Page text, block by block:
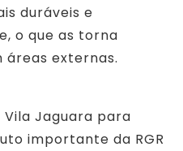
duráveis e
o que as torna
áreas externas.
Jaguara para
importante da RGR